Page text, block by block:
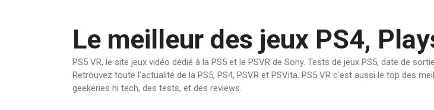
Le meilleur des jeux PS4,
PS5 VR, le site jeux vidéo dédié à la PS5 et le PSVR de Sony. Tests de jeux PS5, date de
Retrouvez toute l'actualité de la PS5, PS4, PSVR et PSVita. PS5 VR c'est aussi le top des
geekeries hi tech, des tests, et des reviews.